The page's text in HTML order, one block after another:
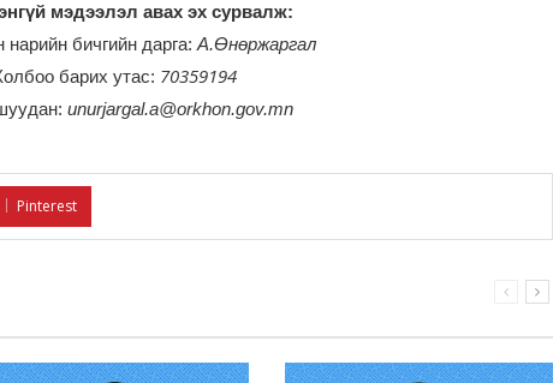
мэдээлэл авах эх сурвалж:
бичгийн дарга: А.Өнөржаргал
барих утас: 70359194
unurjargal.a@orkhon.gov.mn
Pinterest